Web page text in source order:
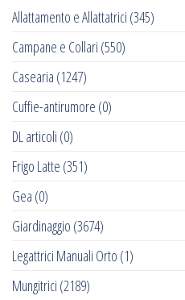
Allattamento e Allattatrici (345)
Campane e Collari (550)
Casearia (1247)
Cuffie-antirumore (0)
DL articoli (0)
Frigo Latte (351)
Gea (0)
Giardinaggio (3674)
Legattrici Manuali Orto (1)
Mungitrici (2189)